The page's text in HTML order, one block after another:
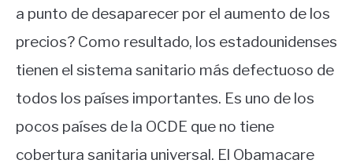
a punto de desaparecer por el aumento de los
precios? Como resultado, los estadounidenses
tienen el sistema sanitario más defectuoso de
todos los países importantes. Es uno de los
pocos países de la OCDE que no tiene
cobertura sanitaria universal. El Obamacare